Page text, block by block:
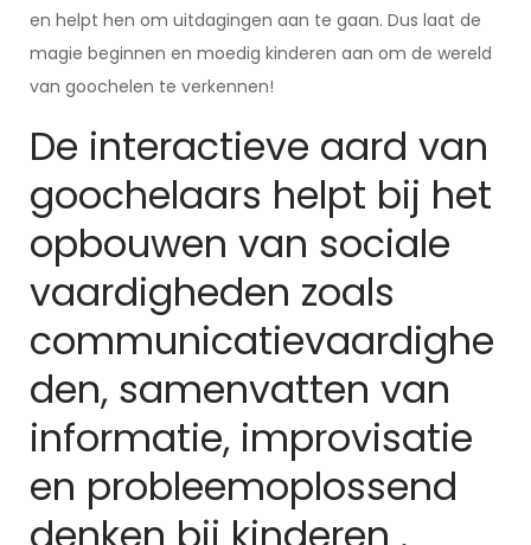
en helpt hen om uitdagingen aan te gaan. Dus laat de
magie beginnen en moedig kinderen aan om de wereld
van goochelen te verkennen!
De interactieve aard van
goochelaars helpt bij het
opbouwen van sociale
vaardigheden zoals
communicatievaardighe
den, samenvatten van
informatie, improvisatie
en probleemoplossend